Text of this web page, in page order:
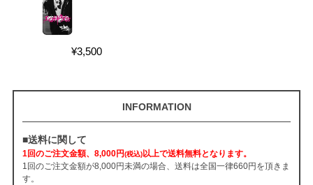
¥3,500
INFORMATION
■送料に関して
1回のご注文金額、8,000円(税込)以上で送料無料となります。
1回のご注文金額が8,000円未満の場合、送料は全国一律660円を頂きま
す。